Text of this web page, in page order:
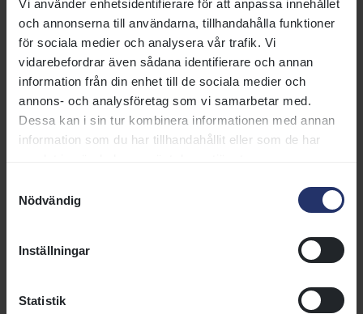
Vi använder enhetsidentifierare för att anpassa innehållet
och annonserna till användarna, tillhandahålla funktioner
för sociala medier och analysera vår trafik. Vi
vidarebefordrar även sådana identifierare och annan
information från din enhet till de sociala medier och
annons- och analysföretag som vi samarbetar med.
Dessa kan i sin tur kombinera informationen med annan
information som du har tillhandahållit eller som de har
Nödvändig
Inställningar
Statistik
251109-2 Jä H60 1200 dt gd
251109-7 Jä H60 2200 dt gd
251108-7 Kl H75 1400 gr
251101-4 Kl H65 1400 gr tg
gd
251015-5 Jä gd
251011-6